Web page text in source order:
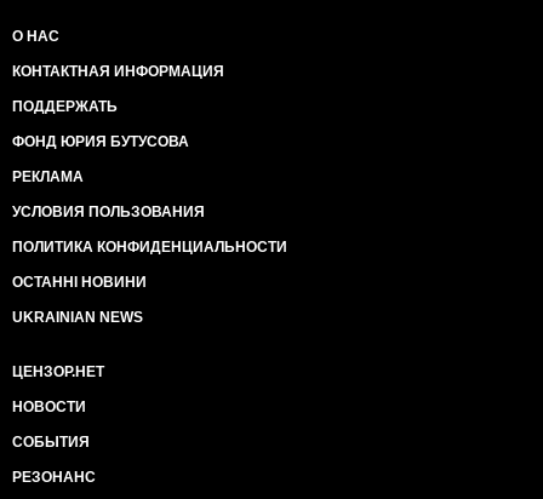
О НАС
КОНТАКТНАЯ ИНФОРМАЦИЯ
ПОДДЕРЖАТЬ
ФОНД ЮРИЯ БУТУСОВА
РЕКЛАМА
УСЛОВИЯ ПОЛЬЗОВАНИЯ
ПОЛИТИКА КОНФИДЕНЦИАЛЬНОСТИ
ОСТАННІ НОВИНИ
UKRAINIAN NEWS
ЦЕНЗОР.НЕТ
НОВОСТИ
СОБЫТИЯ
РЕЗОНАНС